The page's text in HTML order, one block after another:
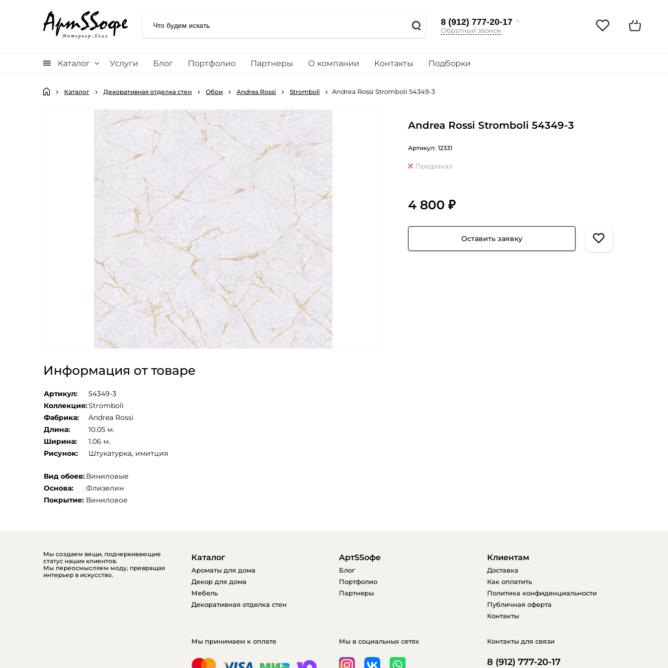
8 (912) 777-20-17
Обратный звонок
Каталог Услуги Блог Портфолио Партнеры О компании Контакты Подборки
Каталог Декоративная отделка стен Обои Andrea Rossi Stromboli Andrea Rossi Stromboli 54349-3
Информация от товаре
Артикул:
54349-3
Коллекция:Stromboli
Фабрика:
Andrea Rossi
Длина:
10.05 м.
Ширина:
1.06 м.
Рисунок:
Штукатурка, имитция
Вид обоев:Виниловые
Основа:
Флизелин
Покрытие: Виниловое
Andrea Rossi Stromboli 54349-3
Артикул: 12331
Предзаказ
4 800 ₽
Оставить заявку
Мы создаем вещи, подчеркивающие
статус наших клиентов.
Мы переосмысляем моду, превращая
интерьер в искусство.
Каталог
Ароматы для дома
Декор для дома
Мебель
Декоративная отделка стен
AртSSофе
Блог
Портфолио
Партнеры
Клиентам
Доставка
Как оплатить
Политика конфиденциальности
Публичная оферта
Контакты
Мы принимаем к оплате Мы в социальных сетях Контакты для связи
8 (912) 777-20-17